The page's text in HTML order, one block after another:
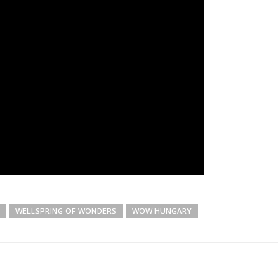
WELLSPRING OF WONDERS WOW HUNGARY